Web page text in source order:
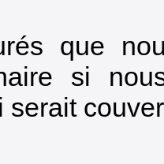
que
si
serait